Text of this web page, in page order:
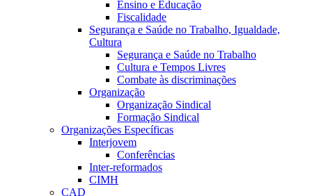
Ensino e Educação
Fiscalidade
Segurança e Saúde no Trabalho, Igualdade,
Cultura
Segurança e Saúde no Trabalho
Cultura e Tempos Livres
Combate às discriminações
Organização
Organização Sindical
Formação Sindical
Organizações Específicas
Interjovem
Conferências
Inter-reformados
CIMH
CAD